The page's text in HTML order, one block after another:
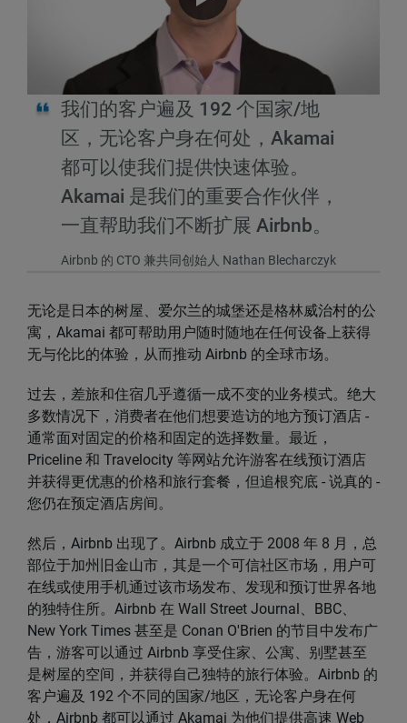
我们的客户遍及 192 个国家/地
区，无论客户身在何处，Akamai
都可以使我们提供快速体验。
Akamai 是我们的重要合作伙伴，
一直帮助我们不断扩展 Airbnb。
Airbnb 的 CTO 兼共同创始人 Nathan Blecharczyk
无论是日本的树屋、爱尔兰的城堡还是格林威治村的公
寓，Akamai 都可帮助用户随时随地在任何设备上获得
无与伦比的体验，从而推动 Airbnb 的全球市场。
过去，差旅和住宿几乎遵循一成不变的业务模式。绝大
多数情况下，消费者在他们想要造访的地方预订酒店 -
通常面对固定的价格和固定的选择数量。最近，
Priceline 和 Travelocity 等网站允许游客在线预订酒店
并获得更优惠的价格和旅行套餐，但追根究底 - 说真的 -
您仍在预定酒店房间。
然后，Airbnb 出现了。Airbnb 成立于 2008 年 8 月，总
部位于加州旧金山市，其是一个可信社区市场，用户可
在线或使用手机通过该市场发布、发现和预订世界各地
的独特住所。Airbnb 在 Wall Street Journal、BBC、
New York Times 甚至是 Conan O'Brien 的节目中发布广
告，游客可以通过 Airbnb 享受住家、公寓、别墅甚至
是树屋的空间，并获得自己独特的旅行体验。Airbnb 的
客户遍及 192 个不同的国家/地区，无论客户身在何
处，Airbnb 都可以通过 Akamai 为他们提供高速 Web